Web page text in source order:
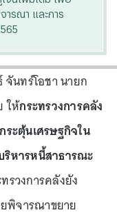
ารณา และการ
จันทร์โอชา นายก
ให้กระทรวงการคลัง
ระตุ้นเศรษฐกิจใน
หารหนี้สาธารณะ
รวงการคลังยัง
พิจารณาขยาย